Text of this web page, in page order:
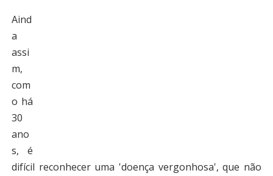
Aind
a
assi
m,
com
o há
30
ano
s, é
difícil reconhecer uma 'doença vergonhosa', que não